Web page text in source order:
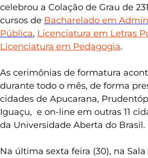
celebrou a Colação de Grau de
cursos de Bacharelado em
Pública, Licenciatura em Letras
Licenciatura em Pedagogia.
As cerimônias de formatura
durante todo o mês, de forma
cidades de Apucarana,
Iguaçu, e on-line em outras 11
da Universidade Aberta do Brasil.
Na última sexta feira (30), na